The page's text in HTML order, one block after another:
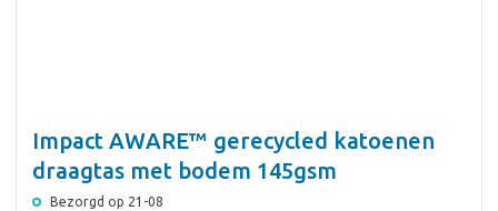
Impact AWARE™ gerecycled katoenen
draagtas met bodem 145gsm
Bezorgd op 21-08